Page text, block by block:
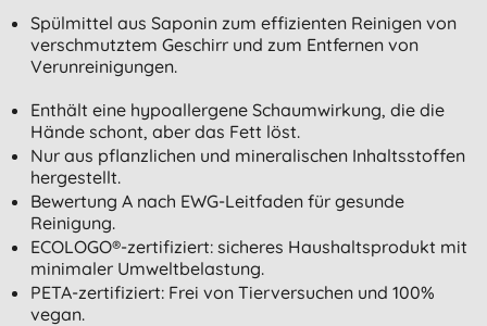
Spülmittel aus Saponin zum effizienten Reinigen von
verschmutztem Geschirr und zum Entfernen von
Verunreinigungen.
Enthält eine hypoallergene Schaumwirkung, die die
Hände schont, aber das Fett löst.
Nur aus pflanzlichen und mineralischen Inhaltsstoffen
hergestellt.
Bewertung A nach EWG-Leitfaden für gesunde
Reinigung.
ECOLOGO®-zertifiziert: sicheres Haushaltsprodukt mit
minimaler Umweltbelastung.
PETA-zertifiziert: Frei von Tierversuchen und 100%
vegan.